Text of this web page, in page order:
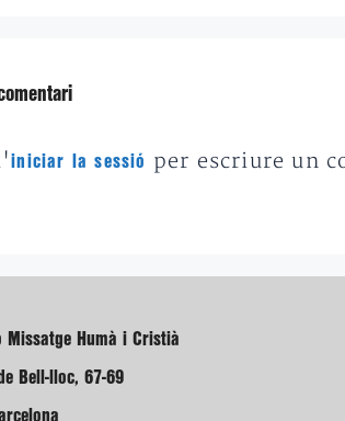
iniciar la sessió per escriure un
Missatge Humà i Cristià
Bell-lloc, 67-69